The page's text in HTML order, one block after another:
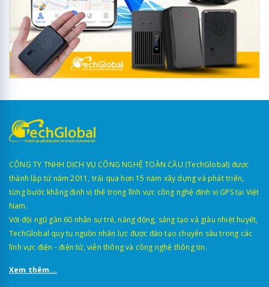
CÔNG TY TNHH DỊCH VỤ CÔNG NGHỆ TOÀN CẦU (TechGlobal) được
thành lập từ năm 2011, trải qua hơn 15 năm xây dựng và phát triển,
từng bước khẳng định vị thế trong lĩnh vực công nghệ định vị GPS tại Việt
Nam.
Với đội ngũ gần 60 nhân sự trẻ, năng động, sáng tạo và giàu nhiệt huyết,
TechGlobal quy tụ nguồn nhân lực được đào tạo chuyên sâu trong các
lĩnh vực điện - điện tử, viễn thông và công nghệ thông tin.
Xem thêm...